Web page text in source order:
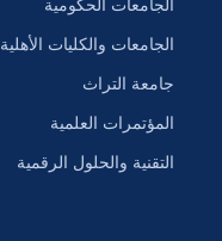
الجامعات الحكومية
الجامعات والكليات الأهلية
جامعة التراث
المؤتمرات العلمية
التقنية والحلول الرقمية